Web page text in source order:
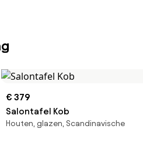
€ 379
Salontafel Kob
Houten, glazen, Scandinavische